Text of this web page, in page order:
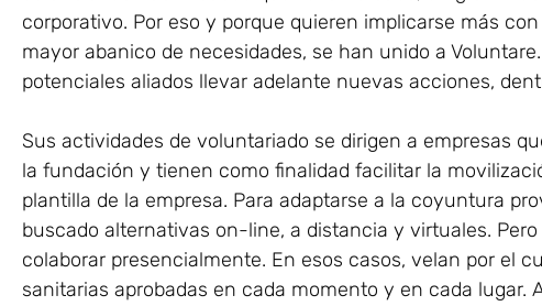
corporativo. Por eso y porque quieren implicarse más
mayor abanico de necesidades, se han unido a
potenciales aliados llevar adelante nuevas acciones,
Sus actividades de voluntariado se dirigen a empresas
la fundación y tienen como finalidad facilitar la
plantilla de la empresa. Para adaptarse a la coyuntura
buscado alternativas on-line, a distancia y virtuales.
colaborar presencialmente. En esos casos, velan por el
sanitarias aprobadas en cada momento y en cada lugar.